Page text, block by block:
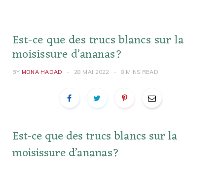
Est-ce que des trucs blancs sur la
moisissure d’ananas?
BY MONA HADAD 28 MAI 2022 8 MINS READ
Est-ce que des trucs blancs sur la
moisissure d’ananas?